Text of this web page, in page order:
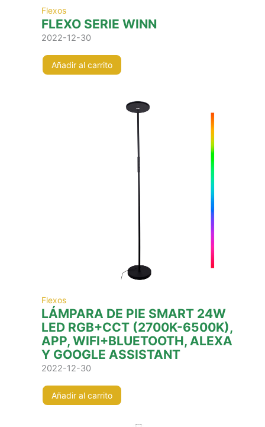
Flexos
FLEXO SERIE WINN
2022-12-30
Añadir al carrito
Flexos
LÁMPARA DE PIE SMART 24W
LED RGB+CCT (2700K-6500K),
APP, WIFI+BLUETOOTH, ALEXA
Y GOOGLE ASSISTANT
2022-12-30
Añadir al carrito